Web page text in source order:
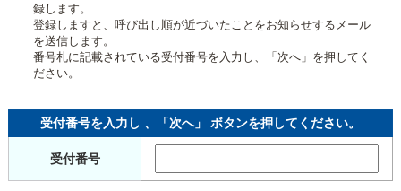
区役所フロアマップ
録します。
登録しますと、呼び出し順が近づいたことをお知らせするメール
を送信します。
番号札に記載されている受付番号を入力し、「次へ」を押してく
ださい。
受付番号を入力し 、「次へ」 ボタンを押してください。
受付番号